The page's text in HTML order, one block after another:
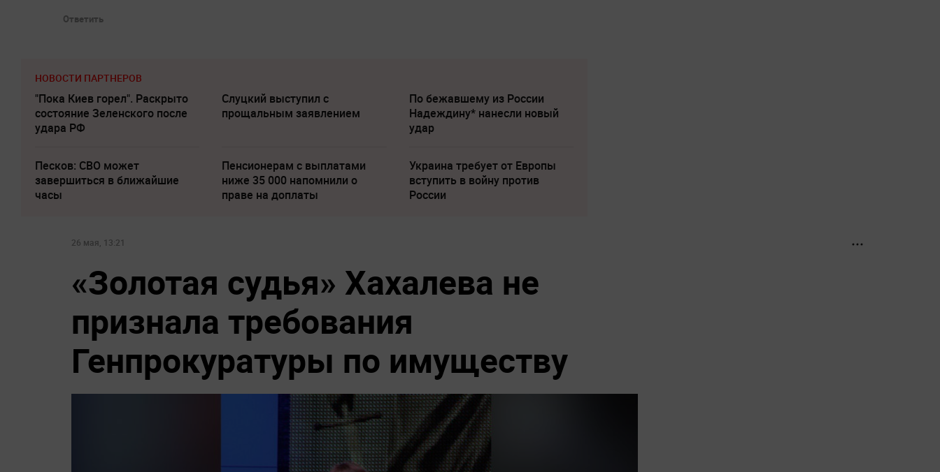
Ответить
НОВОСТИ ПАРТНЕРОВ
"Пока Киев горел". Раскрыто
состояние Зеленского после
удара РФ
Слуцкий выступил с
прощальным заявлением
По бежавшему из России
Надеждину* нанесли новый
удар
Песков: СВО может
завершиться в ближайшие
часы
Пенсионерам с выплатами
ниже 35 000 напомнили о
праве на доплаты
Украина требует от Европы
вступить в войну против
России
26 мая, 13:21
«Золотая судья» Хахалева не
признала требования
Генпрокуратуры по имуществу